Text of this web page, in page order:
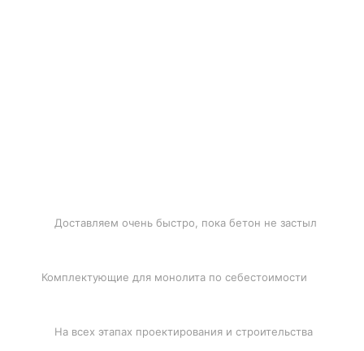
Доставляем очень быстро, пока бетон не застыл
Комплектующие для монолита по себестоимости
На всех этапах проектирования и строительства